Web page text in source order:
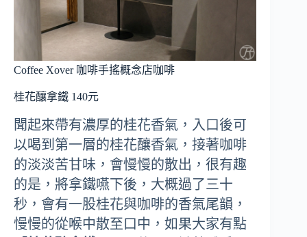
Coffee Xover 咖啡手搖概念店咖啡
桂花釀拿鐵 140元
聞起來帶有濃厚的桂花香氣，入口後可
以喝到第一層的桂花釀香氣，接著咖啡
的淡淡苦甘味，會慢慢的散出，很有趣
的是，將拿鐵嚥下後，大概過了三十
秒，會有一股桂花與咖啡的香氣尾韻，
慢慢的從喉中散至口中，如果大家有點